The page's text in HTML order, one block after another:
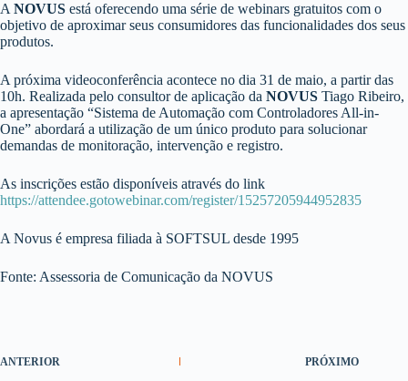
A NOVUS está oferecendo uma série de webinars gratuitos com o
objetivo de aproximar seus consumidores das funcionalidades dos seus
produtos.
A próxima videoconferência acontece no dia 31 de maio, a partir das
10h. Realizada pelo consultor de aplicação da NOVUS Tiago Ribeiro,
a apresentação “Sistema de Automação com Controladores All-in-
One” abordará a utilização de um único produto para solucionar
demandas de monitoração, intervenção e registro.
As inscrições estão disponíveis através do link
https://attendee.gotowebinar.com/register/15257205944952835
A Novus é empresa filiada à SOFTSUL desde 1995
Fonte: Assessoria de Comunicação da NOVUS
ANTERIOR PRÓXIMO